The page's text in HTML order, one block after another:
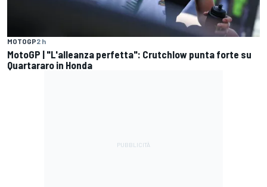
MOTOGP2 h
MotoGP | "L'alleanza perfetta": Crutchlow punta forte su
Quartararo in Honda